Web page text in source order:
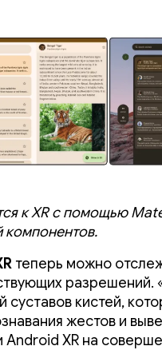
к XR с помощью
теперь можно
разрешений.
суставов кистей,
жестов и
XR на